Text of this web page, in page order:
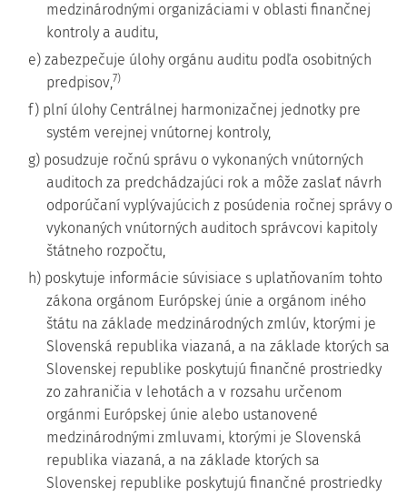
medzinárodnými organizáciami v oblasti finančnej
kontroly a auditu,
e) zabezpečuje úlohy orgánu auditu podľa osobitných
predpisov,7)
f) plní úlohy Centrálnej harmonizačnej jednotky pre
systém verejnej vnútornej kontroly,
g) posudzuje ročnú správu o vykonaných vnútorných
auditoch za predchádzajúci rok a môže zaslať návrh
odporúčaní vyplývajúcich z posúdenia ročnej správy o
vykonaných vnútorných auditoch správcovi kapitoly
štátneho rozpočtu,
h) poskytuje informácie súvisiace s uplatňovaním tohto
zákona orgánom Európskej únie a orgánom iného
štátu na základe medzinárodných zmlúv, ktorými je
Slovenská republika viazaná, a na základe ktorých sa
Slovenskej republike poskytujú finančné prostriedky
zo zahraničia v lehotách a v rozsahu určenom
orgánmi Európskej únie alebo ustanovené
medzinárodnými zmluvami, ktorými je Slovenská
republika viazaná, a na základe ktorých sa
Slovenskej republike poskytujú finančné prostriedky